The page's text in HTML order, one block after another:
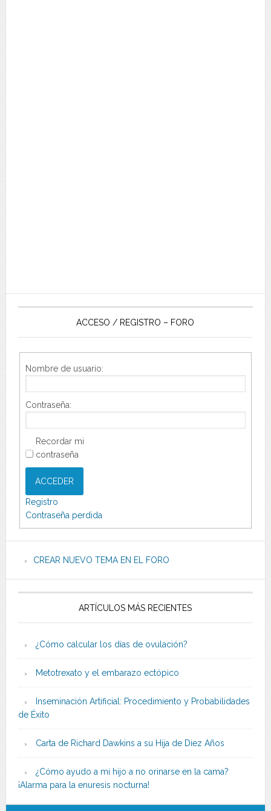
ACCESO / REGISTRO – FORO
Nombre de usuario:
Contraseña:
Recordar mi
contraseña
ACCEDER
Registro
Contraseña perdida
CREAR NUEVO TEMA EN EL FORO
ARTÍCULOS MÁS RECIENTES
¿Cómo calcular los días de ovulación?
Metotrexato y el embarazo ectópico
Inseminación Artificial: Procedimiento y Probabilidades
de Éxito
Carta de Richard Dawkins a su Hija de Diez Años
¿Cómo ayudo a mi hijo a no orinarse en la cama?
¡Alarma para la enuresis nocturna!